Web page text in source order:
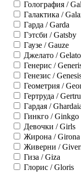
Голография /
Галактика /
Гарда / Garda
Гэтсби / Gatsby
Гаузе / Gauze
Джелато / Gelato
Генерис /
Генезис /
Геометрия /
Гертруда /
Гардая /
Гинкго / Ginkgo
Девочки / Girls
Жирона / Girona
Живерни /
Гиза / Giza
Глорис / Gloris